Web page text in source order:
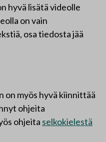
hyvä lisätä videolle
on vain
osa tiedosta jää
on myös hyvä kiinnittää
ohjeita
ohjeita selkokielestä